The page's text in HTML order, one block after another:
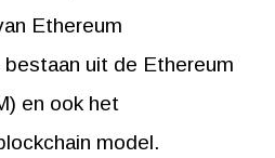
Ethereum
uit de Ethereum
en ook het
model.